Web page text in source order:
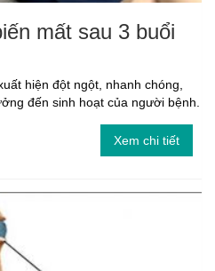
mất sau 3 buổi
hiện đột ngột, nhanh chóng,
đến sinh hoạt của người bệnh.
Xem chi tiết